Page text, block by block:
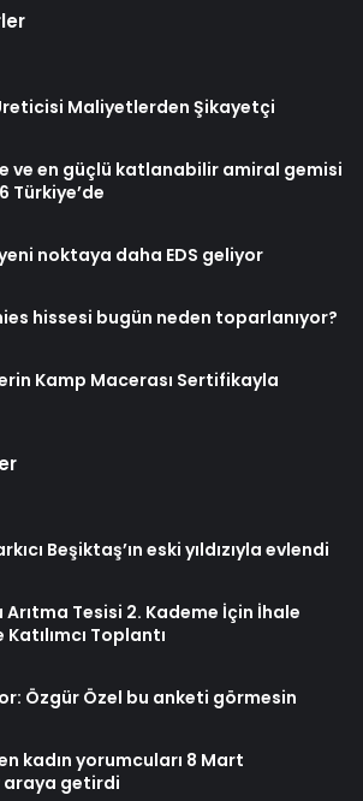
Maliyetlerden Şikayetçi
ve en güçlü katlanabilir amiral gemisi
Türkiye’de
noktaya daha EDS geliyor
hissesi bugün neden toparlanıyor?
Kamp Macerası Sertifikayla
Beşiktaş’ın eski yıldızıyla evlendi
Arıtma Tesisi 2. Kademe İçin İhale
Toplantı
Özgür Özel bu anketi görmesin
kadın yorumcuları 8 Mart
araya getirdi